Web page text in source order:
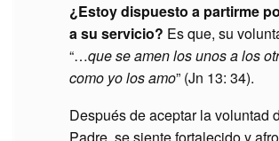
¿Estoy dispuesto a partirme
a su servicio? Es que, su
“…que se amen los unos a los
como yo los amo” (Jn 13: 34).
Después de aceptar la voluntad